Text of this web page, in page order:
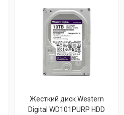
Жесткий диск Western
Digital WD101PURP HDD